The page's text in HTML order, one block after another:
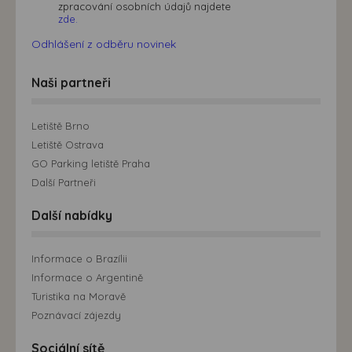
zpracování osobních údajů najdete
zde.
Odhlášení z odběru novinek
Naši partneři
Letiště Brno
Letiště Ostrava
GO Parking letiště Praha
Další Partneři
Další nabídky
Informace o Brazílii
Informace o Argentině
Turistika na Moravě
Poznávací zájezdy
Sociální sítě